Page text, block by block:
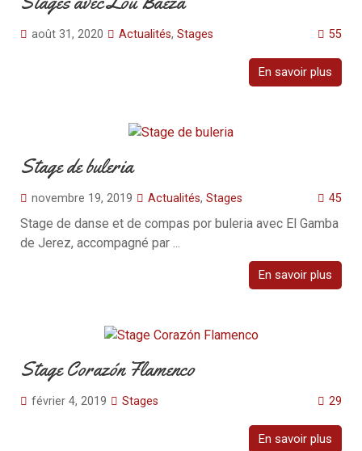
août 31, 2020 55
Actualités, Stages
En savoir plus
Stage de buleria
novembre 19, 2019 45
Actualités, Stages
Stage de danse et de compas por buleria avec El Gamba
de Jerez, accompagné par ...
En savoir plus
Stage Corazón Flamenco
février 4, 2019 29
Stages
En savoir plus